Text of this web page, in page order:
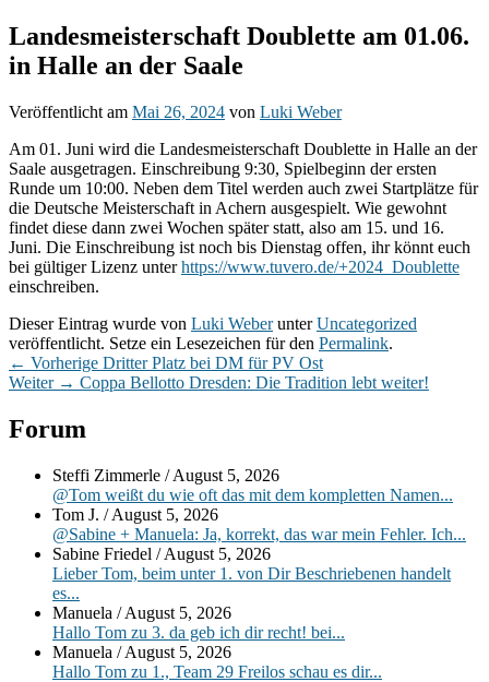
Landesmeisterschaft Doublette am 01.06.
in Halle an der Saale
Veröffentlicht am Mai 26, 2024 von Luki Weber
Am 01. Juni wird die Landesmeisterschaft Doublette in Halle an der
Saale ausgetragen. Einschreibung 9:30, Spielbeginn der ersten
Runde um 10:00. Neben dem Titel werden auch zwei Startplätze für
die Deutsche Meisterschaft in Achern ausgespielt. Wie gewohnt
findet diese dann zwei Wochen später statt, also am 15. und 16.
Juni. Die Einschreibung ist noch bis Dienstag offen, ihr könnt euch
bei gültiger Lizenz unterhttps://www.tuvero.de/+2024_Doublette
einschreiben.
Dieser Eintrag wurde von Luki WeberunterUncategorized
veröffentlicht. Setze ein Lesezeichen für den Permalink.
Beitragsnavigation
← Vorherige Vorheriger
Beitrag:
Dritter Platz bei DM für PV Ost
Weiter → Nächster
Coppa Bellotto Dresden: Die Tradition lebt weiter!
Primärer
Widgetbereich
Forum
Steffi Zimmerle /August 5, 2026
@Tom weißt du wie oft das mit dem kompletten Namen...
Tom J. /August 5, 2026
@Sabine + Manuela: Ja, korrekt, das war mein Fehler. Ich...
Sabine Friedel /August 5, 2026
Lieber Tom, beim unter 1. von Dir Beschriebenen handelt
es...
Manuela /August 5, 2026
Hallo Tom zu 3. da geb ich dir recht! bei...
Manuela /August 5, 2026
Hallo Tom zu 1., Team 29 Freilos schau es dir...